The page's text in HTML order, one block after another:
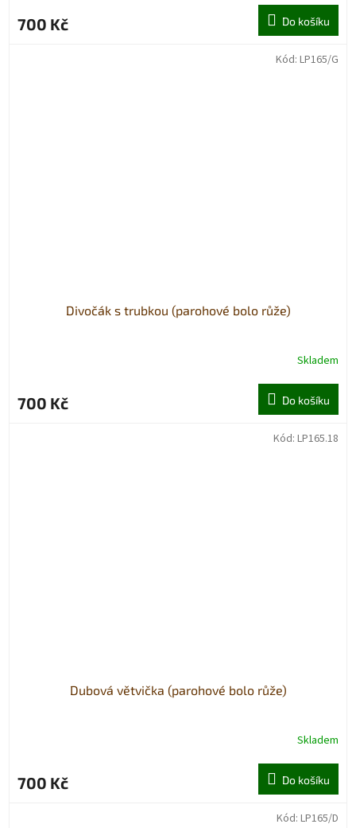
700 Kč Do košíku
Divočák s trubkou (parohové bolo růže)
Skladem
700 Kč Do košíku
Kód: LP165/G
Dubová větvička (parohové bolo růže)
Skladem
700 Kč Do košíku
Kód: LP165.18
Kód: LP165/D